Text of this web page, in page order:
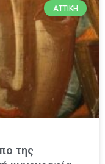
ΑΤΤΙΚΉ
της